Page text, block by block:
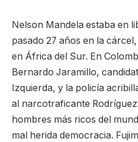
Nelson Mandela estaba en
pasado 27 años en la
en África del Sur. En
Bernardo Jaramillo,
Izquierda, y la policía
al narcotraficante
hombres más ricos del
mal herida democracia.